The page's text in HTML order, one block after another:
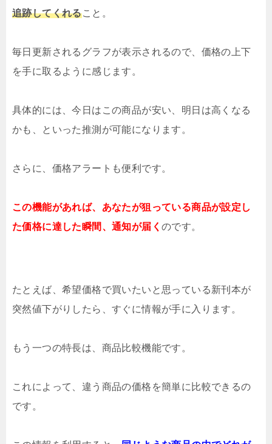
追跡してくれること。
毎日更新されるグラフが表示されるので、価格の上下
を手に取るように感じます。
具体的には、今日はこの商品が安い、明日は高くなる
かも、といった推測が可能になります。
さらに、価格アラートも便利です。
この機能があれば、あなたが狙っている商品が設定し
た価格に達した瞬間、通知が届く のです。
たとえば、希望価格で買いたいと思っている新刊本が
突然値下がりしたら、すぐに情報が手に入ります。
もう一つの特長は、商品比較機能です。
これによって、違う商品の価格を簡単に比較できるの
です。